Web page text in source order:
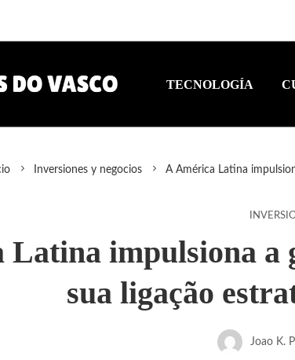
TECNOLOGÍA
Inversiones y negocios A América Latina
impulsiona a
sua ligação
Joao K.